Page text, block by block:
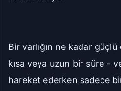
Bir varlığın ne kadar
kısa veya uzun bir süre -
hareket ederken sadece